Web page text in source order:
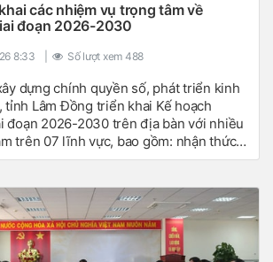
các nhiệm vụ trọng tâm về
đoạn 2026-2030
8:33 Số lượt xem 488
dựng chính quyền số, phát triển kinh
tỉnh Lâm Đồng triển khai Kế hoạch
đoạn 2026-2030 trên địa bàn với nhiều
trên 07 lĩnh vực, bao gồm: nhận thức
số, dữ liệu số, nền tảng số, nhân lực
quyết tâm đẩy mạnh chuyển đổi số toàn
vực quản lý nhà nước, kinh tế, xã hội.